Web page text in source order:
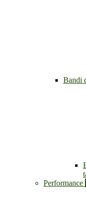
Bandi
Performance